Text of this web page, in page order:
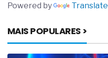
Powered by Translate
MAIS POPULARES >